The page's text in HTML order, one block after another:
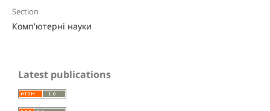
Section
Комп'ютерні науки
Latest publications